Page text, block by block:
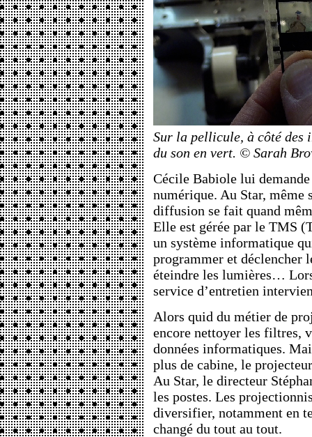
Sur la pellicule, à côté des
du son en vert. © Sarah
Cécile Babiole lui demande
numérique. Au Star, même
diffusion se fait quand
Elle est gérée par le TMS
un système informatique
programmer et déclencher
éteindre les lumières…
service d’entretien
Alors quid du métier de
encore nettoyer les filtres,
données informatiques.
plus de cabine, le
Au Star, le directeur
les postes. Les
diversifier, notamment en
changé du tout au tout.